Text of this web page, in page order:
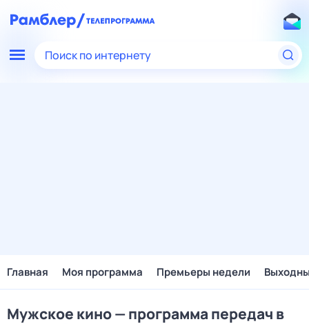
Поиск по интернету
Главная Моя программа Премьеры недели
Мужское кино — программа передач в